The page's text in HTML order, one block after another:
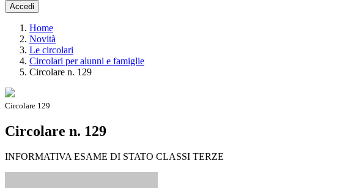
Accedi
Home
Novità
Le circolari
Circolari per alunni e famiglie
Circolare n. 129
Circolare 129
Circolare n. 129
INFORMATIVA ESAME DI STATO CLASSI TERZE